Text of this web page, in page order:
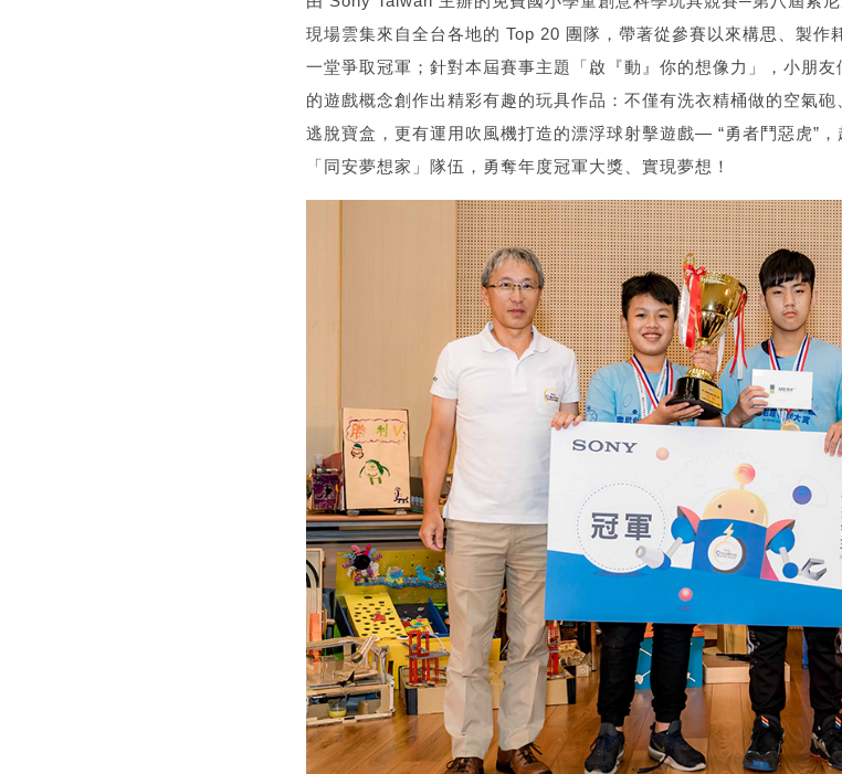
現場雲集來自全台各地的 Top 20 團隊，帶著從參賽以來構思、製作
一堂爭取冠軍；針對本屆賽事主題「啟『動』你的想像力」，小朋
的遊戲概念創作出精彩有趣的玩具作品：不僅有洗衣精桶做的空氣
逃脫寶盒，更有運用吹風機打造的漂浮球射擊遊戲— “勇者鬥惡虎”
「同安夢想家」隊伍，勇奪年度冠軍大獎、實現夢想！